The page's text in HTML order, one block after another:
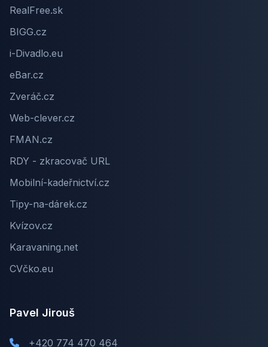
RealFree.sk
BIGG.cz
i-Divadlo.eu
eBar.cz
Zveráč.cz
Web-clever.cz
FMAN.cz
RDY - zkracovač URL
Mobilní-kadeřnictví.cz
Tipy-na-dárek.cz
Kvízov.cz
Karavaning.net
CVčko.eu
Pavel Jirouš
+420 774 470 464